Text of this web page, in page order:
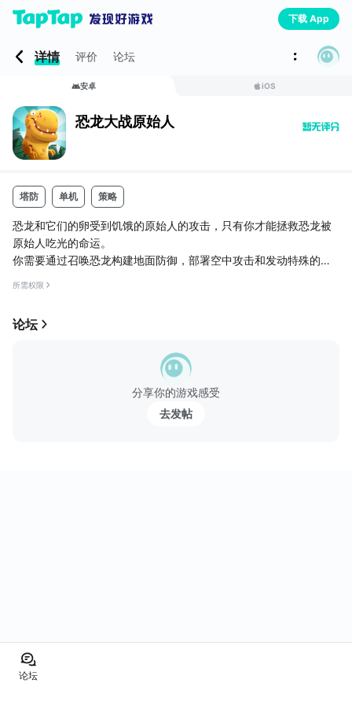
下载 App
详情 评价 论坛
安卓 iOS
恐龙大战原始人
塔防 单机 策略
恐龙和它们的卵受到饥饿的原始人的攻击，只有你才能拯救恐龙被
原始人吃光的命运。
你需要通过召唤恐龙构建地面防御，部署空中攻击和发动特殊的技
释放暴龙，三角龙，迅猛龙等有名的恐龙，来保卫你宝贵的蛋。
召唤火山爆发，冰雪岩石以及各种隐藏的陷阱来对付这些原始人。
加强你的恐龙，升级你的武器库，加强你的防御，抵抗原始人的攻
所需权限
论坛
分享你的游戏感受
去发帖
论坛